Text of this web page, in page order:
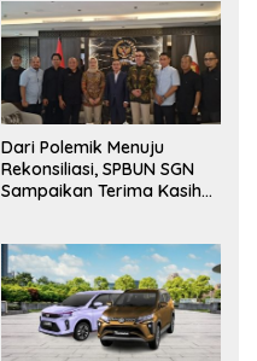
Kesiapsiagaan Personel
Dari Polemik Menuju
Rekonsiliasi, SPBUN SGN
Sampaikan Terima Kasih
Perselisihan